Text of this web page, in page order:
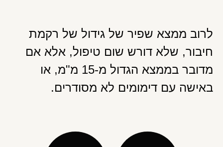
לרוב ממצא שפיר של גידול של רקמת
חיבור, שלא דורש שום טיפול, אלא אם
מדובר בממצא הגדול מ-15 מ"מ, או
באישה עם דימומים לא מסודרים.